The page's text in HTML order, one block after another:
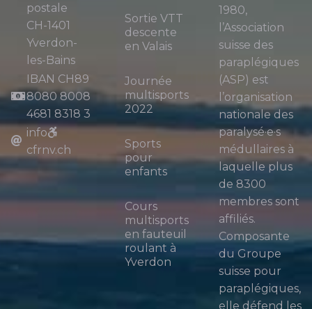
postale
CH-1401
Yverdon-
les-Bains
IBAN CH89
8080 8008
4681 8318 3
info
cfrnv.ch
Sortie VTT
descente
en Valais
Journée
multisports
2022
Sports
pour
enfants
Cours
multisports
en fauteuil
roulant à
Yverdon
1980,
l’Association
suisse des
paraplégiques
(ASP) est
l’organisation
nationale des
paralysé·e·s
médullaires à
laquelle plus
de 8300
membres sont
affiliés.
Composante
du Groupe
suisse pour
paraplégiques,
elle défend les